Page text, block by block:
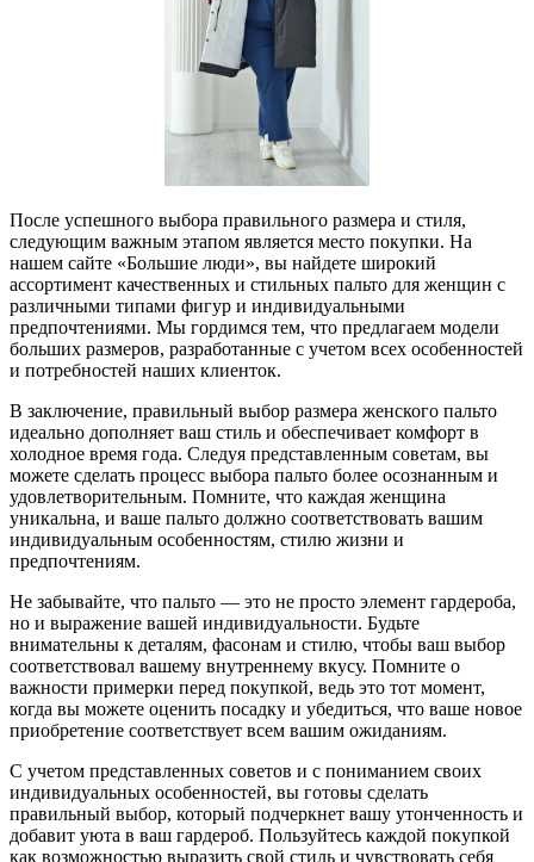
После успешного выбора правильного размера и стиля,
следующим важным этапом является место покупки. На
нашем сайте «Большие люди», вы найдете широкий
ассортимент качественных и стильных пальто для женщин с
различными типами фигур и индивидуальными
предпочтениями. Мы гордимся тем, что предлагаем модели
больших размеров, разработанные с учетом всех особенностей
и потребностей наших клиенток.
В заключение, правильный выбор размера женского пальто
идеально дополняет ваш стиль и обеспечивает комфорт в
холодное время года. Следуя представленным советам, вы
можете сделать процесс выбора пальто более осознанным и
удовлетворительным. Помните, что каждая женщина
уникальна, и ваше пальто должно соответствовать вашим
индивидуальным особенностям, стилю жизни и
предпочтениям.
Не забывайте, что пальто — это не просто элемент гардероба,
но и выражение вашей индивидуальности. Будьте
внимательны к деталям, фасонам и стилю, чтобы ваш выбор
соответствовал вашему внутреннему вкусу. Помните о
важности примерки перед покупкой, ведь это тот момент,
когда вы можете оценить посадку и убедиться, что ваше новое
приобретение соответствует всем вашим ожиданиям.
С учетом представленных советов и с пониманием своих
индивидуальных особенностей, вы готовы сделать
правильный выбор, который подчеркнет вашу утонченность и
добавит уюта в ваш гардероб. Пользуйтесь каждой покупкой
как возможностью выразить свой стиль и чувствовать себя